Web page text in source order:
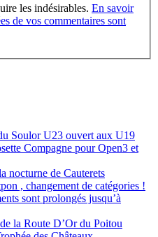
les indésirables. En savoir
de vos commentaires sont
Soulor U23 ouvert aux U19
Compagne pour Open3 et
nocturne de Cauterets
, changement de catégories !
sont prolongés jusqu’à
la Route D’Or du Poitou